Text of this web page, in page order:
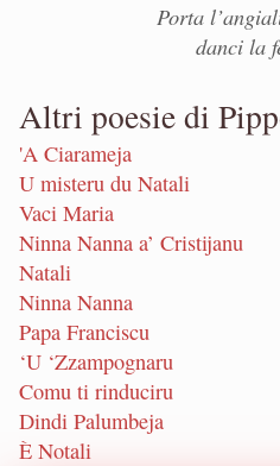
Porta
danci la
Altri poesie di
'A Ciarameja
U misteru du Natali
Vaci Maria
Ninna Nanna a’ Cristijanu
Natali
Ninna Nanna
Papa Franciscu
‘U ‘Zzampognaru
Comu ti rinduciru
Dindi Palumbeja
È Notali